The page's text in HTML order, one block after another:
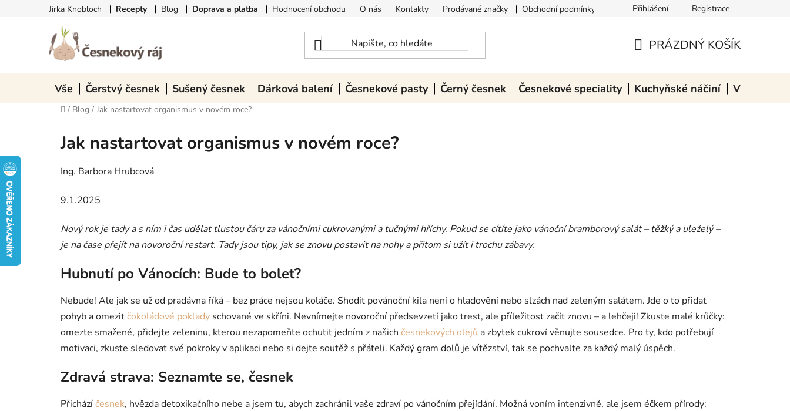
Jirka Knobloch Recepty Blog Doprava a platba Hodnocení obchodu O nás Kontakty Prodávané značky Obchodní podmínky Podmínky ochrany osobních údajů
Přihlášení Registrace
KOŠÍK
PRÁZDNÝ KOŠÍK
Vše Čerstvý česnek Sušený česnek Dárková balení Česnekové pasty Černý česnek Česnekové speciality Kuchyňské náčiní VÝPRODEJ
Domů
/ Blog / Jak nastartovat organismus v novém roce?
Jak nastartovat organismus v novém roce?
Ing. Barbora Hrubcová
9.1.2025
Nový rok je tady a s ním i čas udělat tlustou čáru za vánočními cukrovanými a tučnými hříchy. Pokud se cítíte jako vánoční bramborový salát – těžký a uleželý –
je na čase přejít na novoroční restart. Tady jsou tipy, jak se znovu postavit na nohy a přitom si užít i trochu zábavy.
Hubnutí po Vánocích: Bude to bolet?
Nebude! Ale jak se už od pradávna říká – bez práce nejsou koláče. Shodit povánoční kila není o hladovění nebo slzách nad zeleným salátem. Jde o to přidat
pohyb a omezitčokoládové poklady schované ve skříni. Nevnímejte novoroční předsevzetí jako trest, ale příležitost začít znovu – a lehčeji! Zkuste malé krůčky:
omezte smažené, přidejte zeleninu, kterou nezapomeňte ochutit jedním z našich česnekových olejů a zbytek cukroví věnujte sousedce. Pro ty, kdo potřebují
motivaci, zkuste sledovat své pokroky v aplikaci nebo si dejte soutěž s přáteli. Každý gram dolů je vítězství, tak se pochvalte za každý malý úspěch.
Zdravá strava: Seznamte se, česnek
Přicházíčesnek, hvězda detoxikačního nebe a jsem tu, abych zachránil vaše zdraví po vánočním přejídání. Možná voním intenzivně, ale jsem éčkem přírody: